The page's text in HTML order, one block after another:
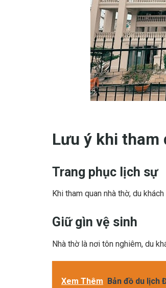
Lưu ý khi tham
Trang phục lịch sự
Khi tham quan nhà thờ, du
Giữ gìn vệ sinh
Nhà thờ là nơi tôn nghiêm, du
Xem Thêm Bản đồ du lịch